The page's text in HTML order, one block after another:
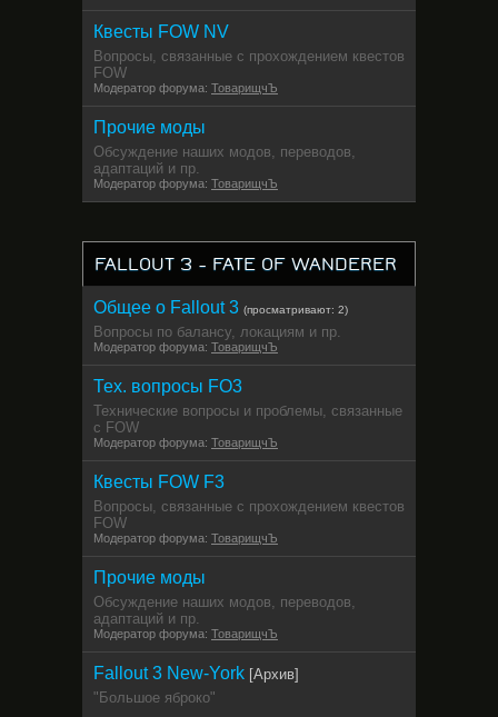
Квесты FOW NV
Вопросы, связанные с прохождением квестов
FOW
Модератор форума: ТоварищчЪ
Прочие моды
Обсуждение наших модов, переводов,
адаптаций и пр.
Модератор форума: ТоварищчЪ
FALLOUT 3 - FATE OF WANDERER
Общее о Fallout 3 (просматривают: 2)
Вопросы по балансу, локациям и пр.
Модератор форума: ТоварищчЪ
Тех. вопросы FO3
Технические вопросы и проблемы, связанные
с FOW
Модератор форума: ТоварищчЪ
Квесты FOW F3
Вопросы, связанные с прохождением квестов
FOW
Модератор форума: ТоварищчЪ
Прочие моды
Обсуждение наших модов, переводов,
адаптаций и пр.
Модератор форума: ТоварищчЪ
Fallout 3 New-York [Архив]
"Большое яброко"